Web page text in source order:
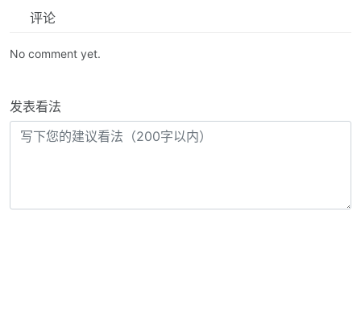
评论
No comment yet.
发表看法